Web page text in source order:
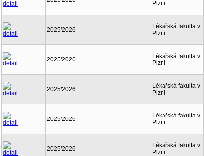
Plzni
2025/2026
Lékařská fakulta v
Plzni
2025/2026
Lékařská fakulta v
Plzni
2025/2026
Lékařská fakulta v
Plzni
2025/2026
Lékařská fakulta v
Plzni
2025/2026
Lékařská fakulta v
Plzni